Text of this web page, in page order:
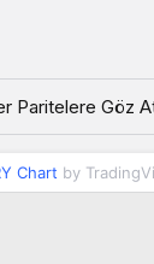
Paritelere Göz
Chart by